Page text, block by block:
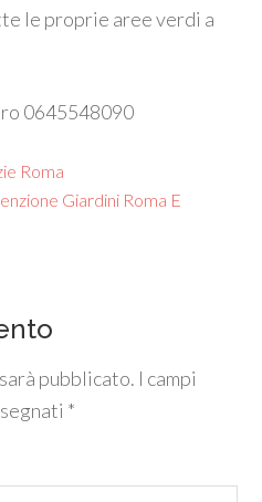
le proprie aree verdi a
0645548090
Roma
Giardini Roma E
pubblicato. I campi
*